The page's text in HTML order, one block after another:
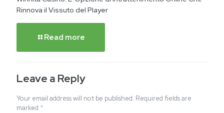
Rinnova il Vissuto del Player
Read more
Leave a Reply
Your email address will not be published. Required fields are
marked *